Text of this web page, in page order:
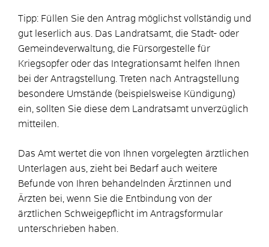
Tipp: Füllen Sie den Antrag möglichst vollständig und
gut leserlich aus. Das Landratsamt, die Stadt- oder
Gemeindeverwaltung, die Fürsorgestelle für
Kriegsopfer oder das Integrationsamt helfen Ihnen
bei der Antragstellung. Treten nach Antragstellung
besondere Umstände (beispielsweise Kündigung)
ein, sollten Sie diese dem Landratsamt unverzüglich
mitteilen.
Das Amt wertet die von Ihnen vorgelegten ärztlichen
Unterlagen aus , zieht bei Bedarf auch weitere
Befunde von Ihren behandelnden Ärztinnen und
Ärzten bei, wenn Sie die Entbindung von der
ärztlichen Schweigepflicht im Antragsformular
unterschrieben haben